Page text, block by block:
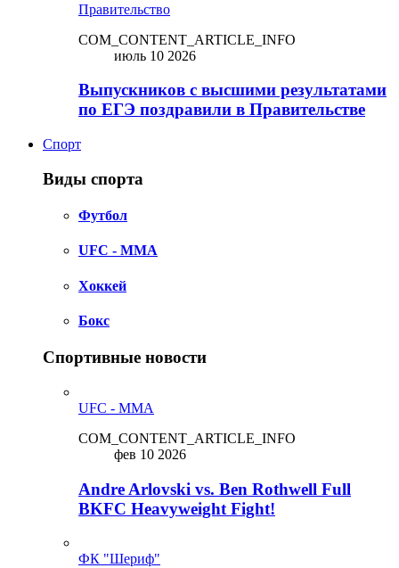
Правительство
COM_CONTENT_ARTICLE_INFO
июль 10 2026
Выпускников с высшими результатами
по ЕГЭ поздравили в Правительстве
Спорт
Виды спорта
Футбол
UFC - MMA
Хоккей
Бокс
Спортивные новости
UFC - MMA
COM_CONTENT_ARTICLE_INFO
фев 10 2026
Andre Arlovski vs. Ben Rothwell Full
BKFC Heavyweight Fight!
ФК "Шериф"